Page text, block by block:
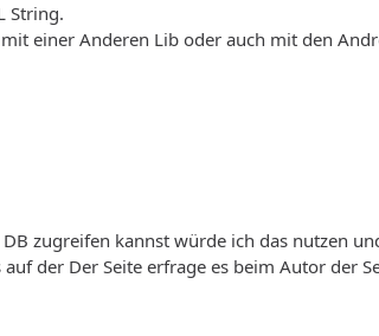
Spielplan-
String.
einer Anderen Lib oder auch mit den
zugreifen kannst würde ich das nutzen
der Der Seite erfrage es beim Autor der